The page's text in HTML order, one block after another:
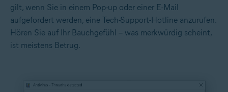
gilt, wenn Sie in einem Pop-up oder einer E-Mail
aufgefordert werden, eine Tech-Support-Hotline anzurufen.
Hören Sie auf Ihr Bauchgefühl – was merkwürdig scheint,
ist meistens Betrug.